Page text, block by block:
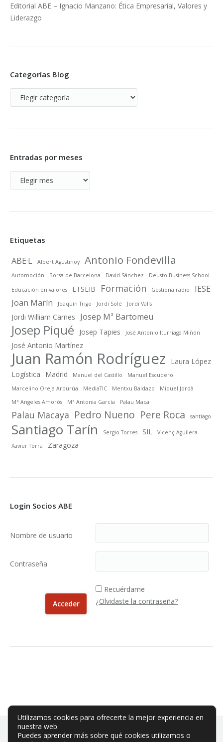
Editorial ABE – Ignacio Manzano: Ética Empresarial, Valores y
Liderazgo
Categorías Blog
Categorías
Blog
Entradas por meses
Entradas
por
Etiquetas
ABE·L Albert Agustinoy Antonio Fondevilla
Automoción Borsa de Barcelona David Sánchez Deusto Business School
Educación en valores ETSEIB Formación Gestiona radio
IESE
Joan Marín
Joaquín Trigo Jordi Solé Jordi Valls
Jordi William Carnes Josep Mª Bartomeu
Josep Piqué Josep Tapies José Antonio Iturriaga Miñón
José Antonio Martínez
Juan Ramón Rodríguez
Laura López
Logística
Madrid Manuel del Castillo
Manuel Escudero
Marcelino Oreja Arburúa
MediaTIC Mentxu Baldazo
Miquel Jordà
Mª Angeles Amorós
Mª Antonia García Palau Maca
Palau Macaya Pedro Nueno Pere Roca santiago
Santiago Tarín Sergio Torres SIL
Vicenç Aguilera
Xavier Torra
Zaragoza
Login Socios ABE
Nombre de usuario
Contraseña
Recuérdame
¿Olvidaste la contraseña?
Utilizamos cookies para ofrecerte la mejor experiencia en
nuestra web.
Puedes aprender más sobre qué cookies utilizamos o